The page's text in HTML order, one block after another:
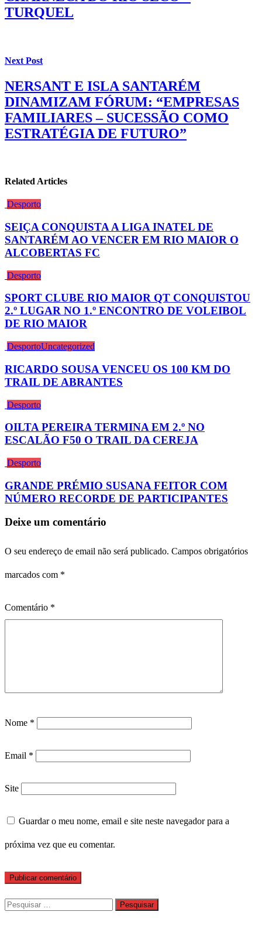
TURQUEL
Next Post
NERSANT E ISLA SANTARÉM
DINAMIZAM FÓRUM: “EMPRESAS
FAMILIARES – SUCESSÃO COMO
ESTRATÉGIA DE FUTURO”
Related Articles
Desporto
SEIÇA CONQUISTA A LIGA INATEL DE
SANTARÉM AO VENCER EM RIO MAIOR O
ALCOBERTAS FC
Desporto
SPORT CLUBE RIO MAIOR QT CONQUISTOU
2.º LUGAR NO 1.º ENCONTRO DE VOLEIBOL
DE RIO MAIOR
DesportoUncategorized
RICARDO SOUSA VENCEU OS 100 KM DO
TRAIL DE ABRANTES
Desporto
OILTA PEREIRA TERMINA EM 2.º NO
ESCALÃO F50 O TRAIL DA CEREJA
Desporto
GRANDE PRÉMIO SUSANA FEITOR COM
NÚMERO RECORDE DE PARTICIPANTES
Deixe um comentário
O seu endereço de email não será publicado. Campos obrigatórios
marcados com *
Comentário *
Nome *
Email *
Site
Guardar o meu nome, email e site neste navegador para a
próxima vez que eu comentar.
Pesquisar
por: